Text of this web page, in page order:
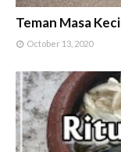
Teman Masa
October 13, 2020